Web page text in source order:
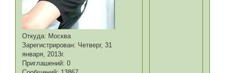
Откуда: Москва
Зарегистрирован: Четверг, 31
января, 2013г.
Приглашений: 0